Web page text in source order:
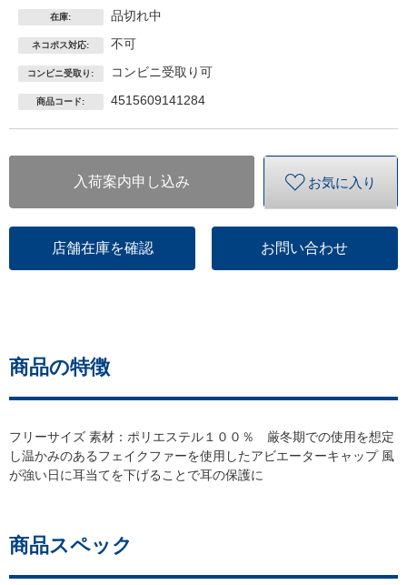
在庫: 品切れ中
ネコポス対応: 不可
コンビニ受取り: コンビニ受取り可
商品コード: 4515609141284
入荷案内申し込み お気に入り
店舗在庫を確認 お問い合わせ
商品の特徴
フリーサイズ 素材：ポリエステル１００％ 厳冬期での使用を想定
し温かみのあるフェイクファーを使用したアビエーターキャップ 風
が強い日に耳当てを下げることで耳の保護に
商品スペック